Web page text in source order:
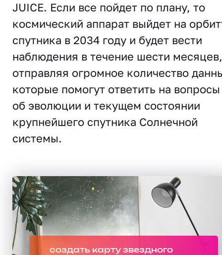
JUICE. Если все пойдет по плану, то
космический аппарат выйдет на
спутника в 2034 году и будет вести
наблюдения в течение шести месяцев,
отправляя огромное количество
которые помогут ответить на вопросы
об эволюции и текущем состоянии
крупнейшего спутника Солнечной
системы.
создать карту звездного